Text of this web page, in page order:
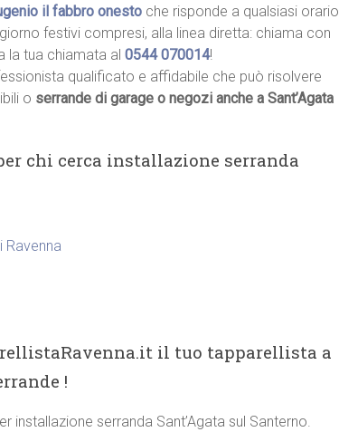
il fabbro onesto che risponde a qualsiasi orario
festivi compresi, alla linea diretta: chiama con
la tua chiamata al 0544 070014!
qualificato e affidabile che può risolvere
o serrande di garage o negozi anche a Sant’Agata
chi cerca installazione serranda
Ravenna
il tuo tapparellista a
!
installazione serranda Sant’Agata sul Santerno.